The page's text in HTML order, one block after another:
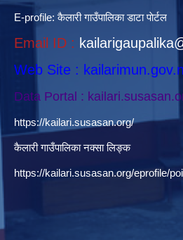
E-profile:कैलारी गाउँपालिका डाटा पाेर्टल
Email ID :
Web Site :
Data Portal :
https://kailari.susasan.org/
कैलारी गाउँपालिका नक्सा लिङ्क
https://kailari.susasan.org/eprofile/poi